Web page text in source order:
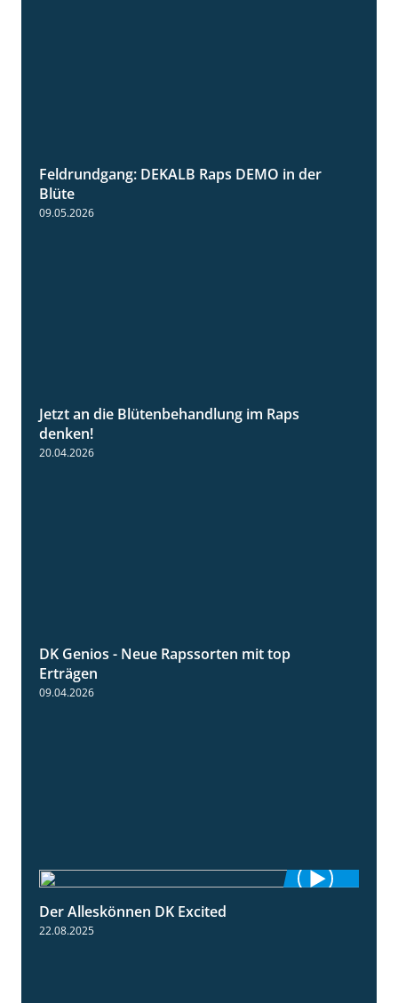
2:37
Feldrundgang: DEKALB Raps DEMO in der
Blüte
09.05.2026
Jetzt an die Blütenbehandlung im Raps
denken!
20.04.2026
DK Genios - Neue Rapssorten mit top
Erträgen
09.04.2026
Der Alleskönnen DK Excited
22.08.2025